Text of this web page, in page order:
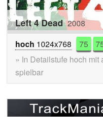
Left 4 Dead 2008
hoch 1024x768 75
» In Detailstufe hoch
spielbar